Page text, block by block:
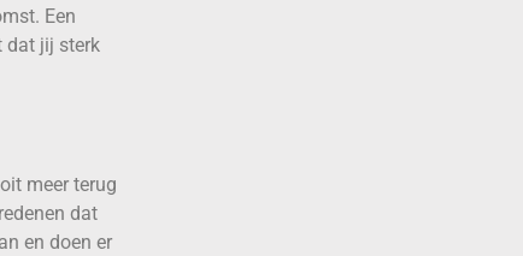
Een
dat jij sterk
meer terug
dat
en doen er